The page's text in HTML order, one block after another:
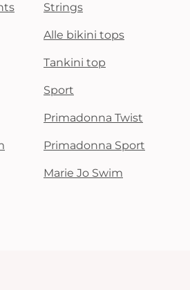
Strings
Alle bikini tops
Tankini top
Sport
Primadonna Twist
Primadonna Sport
Marie Jo Swim